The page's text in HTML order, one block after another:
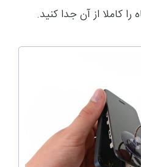
کاملا از آن جدا کنید.